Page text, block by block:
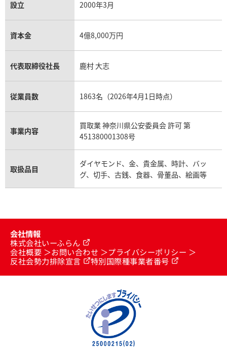
設立 2000年3月
資本金 4億8,000万円
代表取締役社長 鹿村 大志
従業員数 1863名（2026年4月1日時点）
事業内容
買取業 神奈川県公安委員会 許可 第
451380001308号
取扱品目
ダイヤモンド、金、貴金属、時計、バッ
グ、切手、古銭、食器、骨董品、絵画等
会社情報
株式会社いーふらん
会社概要
お問い合わせ
プライバシーポリシー
反社会勢力排除宣言
特別国際種事業者番号